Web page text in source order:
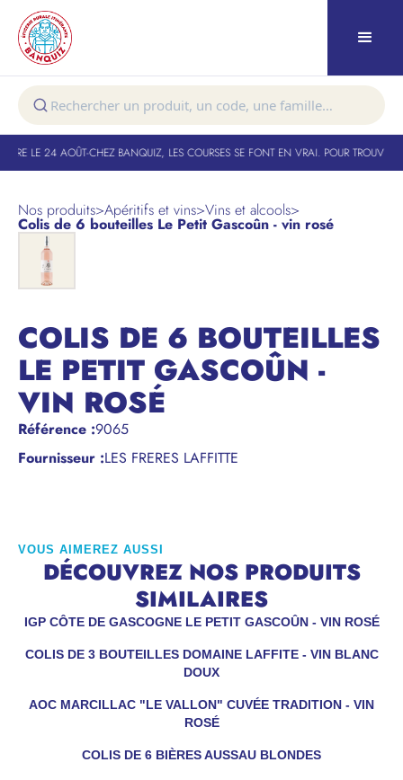
LE 24 AOÛT-CHEZ BANQUIZ, LES COURSES SE FONT EN VRAI. POUR TROUVER
Nos produits>Apéritifs et vins>Vins et alcools>
Colis de 6 bouteilles Le Petit Gascoûn - vin rosé
COLIS DE 6 BOUTEILLES
LE PETIT GASCOÛN -
VIN ROSÉ
Référence :9065
Fournisseur :LES FRERES LAFFITTE
VOUS AIMEREZ AUSSI
DÉCOUVREZ NOS PRODUITS
SIMILAIRES
COLIS DE 3 BOUTEILLES DOMAINE LAFFITE - VIN BLANC
DOUX
COLIS DE 6 BIÈRES AUSSAU BLONDES
AOC MARCILLAC "LE VALLON" CUVÉE TRADITION - VIN
ROSÉ
IGP CÔTE DE GASCOGNE LE PETIT GASCOÛN - VIN ROSÉ